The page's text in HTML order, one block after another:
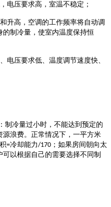
电压要求高，室温不稳定；
升高，空调的工作频率将自动调
制冷量，使室内温度保持恒
电压要求低、温度调节速度快、
制冷量过小时，不能达到预定的
浪费。正常情况下，一平方米
=冷却能力/170 ；如果房间朝向太
以根据自己的需要选择不同制